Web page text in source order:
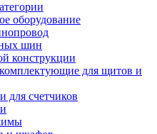
оборудование
шин
конструкции
для щитов и
счетчиков